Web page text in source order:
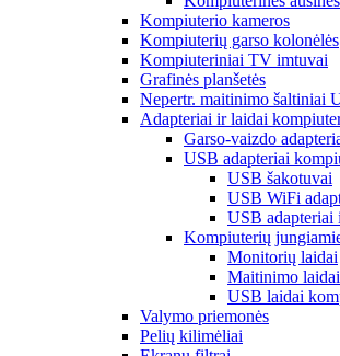
Kompiuterio kameros
Kompiuterių garso kolonėlės
Kompiuteriniai TV imtuvai
Grafinės planšetės
Nepertr. maitinimo šaltiniai
Adapteriai ir laidai
Garso-vaizdo
USB adapteriai
USB šakotuvai
USB WiFi
USB adapteriai
Kompiuterių
Monitorių laidai
Maitinimo
USB laidai
Valymo priemonės
Pelių kilimėliai